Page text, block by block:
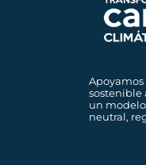
sostenible
un
neutral,